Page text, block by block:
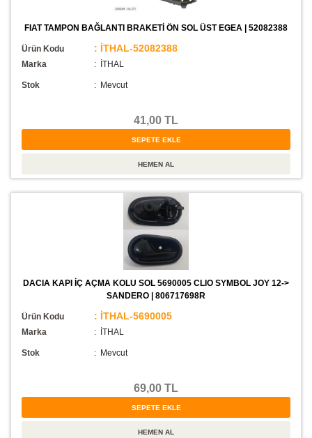
FIAT TAMPON BAĞLANTI BRAKETİ ÖN SOL ÜST EGEA | 52082388
Ürün Kodu : İTHAL-52082388
Marka : İTHAL
Stok : Mevcut
41,00 TL
DACIA KAPI İÇ AÇMA KOLU SOL 5690005 CLIO SYMBOL JOY 12->
SANDERO | 806717698R
Ürün Kodu : İTHAL-5690005
Marka : İTHAL
Stok : Mevcut
69,00 TL